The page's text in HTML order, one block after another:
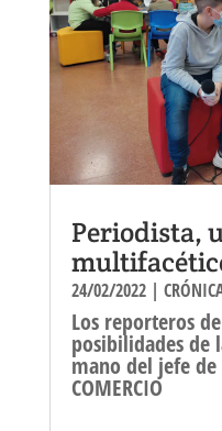
Periodista,
24/02/2022|
Los reporteros
posibilidades de
mano del jefe de
COMERCIO